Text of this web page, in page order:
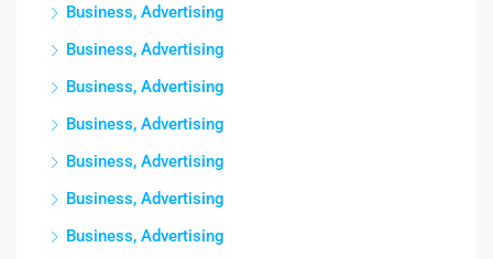
Business, Advertising
Business, Advertising
Business, Advertising
Business, Advertising
Business, Advertising
Business, Advertising
Business, Advertising